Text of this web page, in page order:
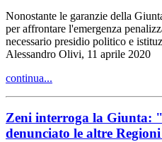
Nonostante le garanzie della
per affrontare l'emergenza
necessario presidio politico e
Alessandro Olivi, 11 aprile 2020
continua...
Zeni interroga la Giunta:
denunciato le altre